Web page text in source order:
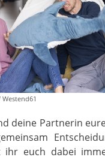
deine Partnerin
ihr euch dabei